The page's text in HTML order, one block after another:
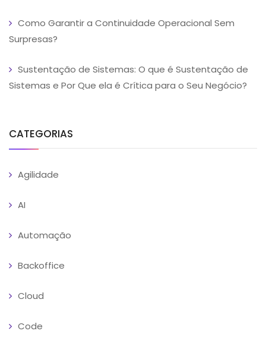
Como Garantir a Continuidade Operacional Sem
Surpresas?
Sustentação de Sistemas: O que é Sustentação de
Sistemas e Por Que ela é Crítica para o Seu Negócio?
CATEGORIAS
Agilidade
AI
Automação
Backoffice
Cloud
Code